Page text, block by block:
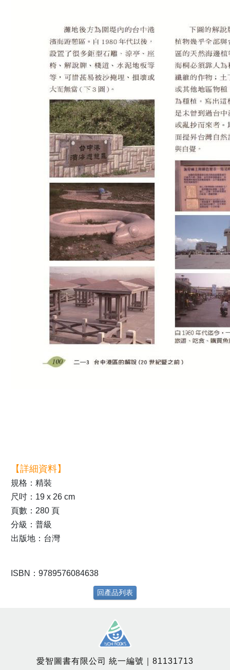
【詳細資料】
規格：精裝
尺吋：19 x 26 cm
頁數：280 頁
分級：普級
出版地：台灣
ISBN：9789576084638
回產品列表
愛智圖書有限公司 統一編號｜81131713